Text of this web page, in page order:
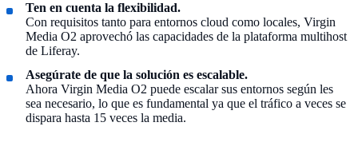
Ten en cuenta la flexibilidad.
Con requisitos tanto para entornos cloud como locales, Virgin
Media O2 aprovechó las capacidades de la plataforma multihost
de Liferay.
Asegúrate de que la solución es escalable.
Ahora Virgin Media O2 puede escalar sus entornos según les
sea necesario, lo que es fundamental ya que el tráfico a veces se
dispara hasta 15 veces la media.